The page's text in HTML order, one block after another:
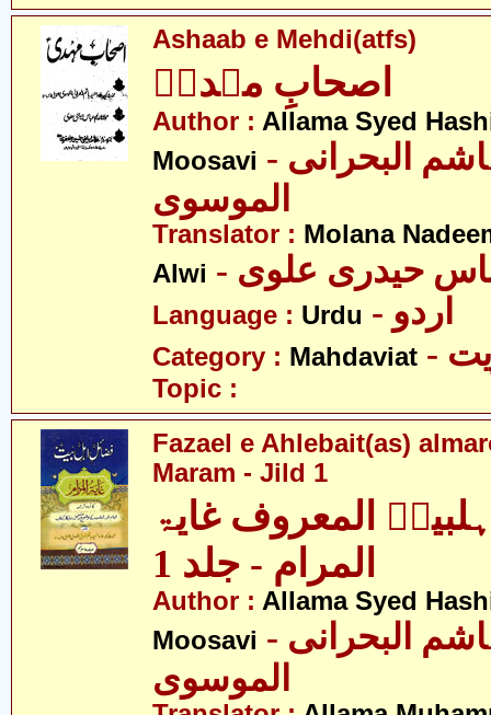
Ashaab e Mehdi(atfs)
اصحابِ مہدیؑ
Author : Allama Syed
Moosavi - علامہ سید ہاشم البحرانی
الموسوی
Translator : Molana
Alwi
عباس حیدری علوی
Language : Urdu - اردو
Category : Mahdaviat
Topic :
Fazael e Ahlebait(as)
Maram - Jild 1
المعروف غایۃ
المرام - جلد 1
Author : Allama Syed
Moosavi - علامہ سید ہاشم البحرانی
الموسوی